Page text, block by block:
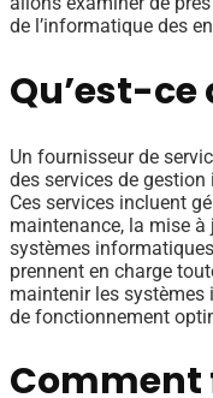
de l’informatique des
Qu’est-ce
Un fournisseur de
des services de
Ces services incluent
maintenance, la mise à
systèmes
prennent en charge
maintenir les systèmes
de fonctionnement
Comment